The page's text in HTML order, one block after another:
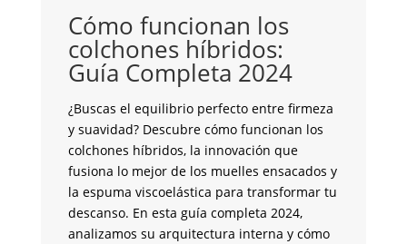
Cómo funcionan los
colchones híbridos:
Guía Completa 2024
¿Buscas el equilibrio perfecto entre firmeza
y suavidad? Descubre cómo funcionan los
colchones híbridos, la innovación que
fusiona lo mejor de los muelles ensacados y
la espuma viscoelástica para transformar tu
descanso. En esta guía completa 2024,
analizamos su arquitectura interna y cómo